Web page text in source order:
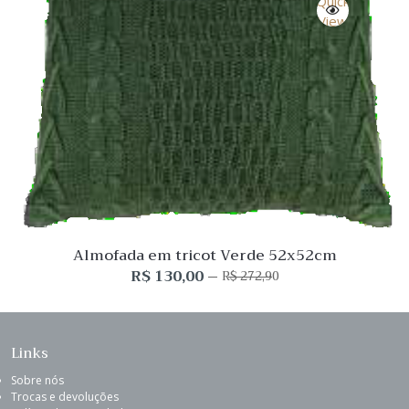
View
Almofada em tricot Verde 52x52cm
R$272,90
O
original
R$130,00O
atual
Links
Sobre nós
Trocas e devoluções